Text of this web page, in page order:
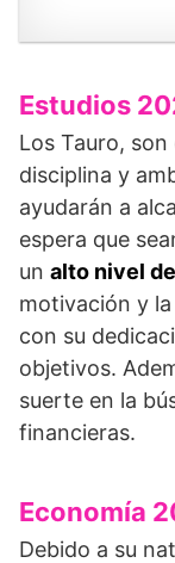
Estudios
Los Tauro,
disciplina y
ayudarán a
espera que
un alto nivel
motivación y
con su
objetivos.
suerte en la
financieras.
Economía
Debido a su